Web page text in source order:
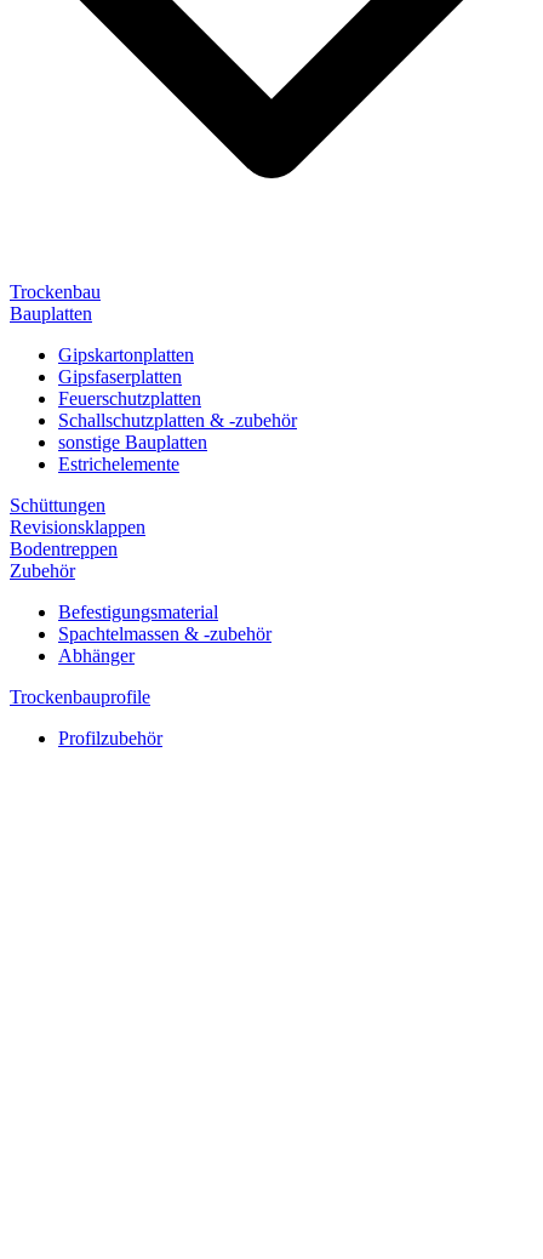
Trockenbau
Bauplatten
Gipskartonplatten
Gipsfaserplatten
Feuerschutzplatten
Schallschutzplatten & -zubehör
sonstige Bauplatten
Estrichelemente
Schüttungen
Revisionsklappen
Bodentreppen
Zubehör
Befestigungsmaterial
Spachtelmassen & -zubehör
Abhänger
Trockenbauprofile
Profilzubehör